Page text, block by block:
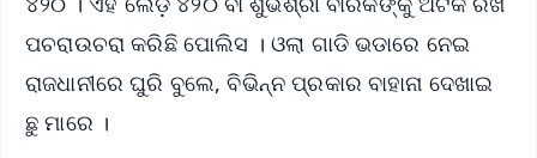
ପଚରାଉଚରା କରିଛି ପୋଲିସ । ଓଲା ଗାଡି ଭଡାରେ ନେଇ
ରାଜଧାନୀରେ ଘୁରି ବୁଲେ, ବିଭିନ୍ନ ପ୍ରକାର ବାହାନା ଦେଖାଇ
ଛୁ ମାରେ ।